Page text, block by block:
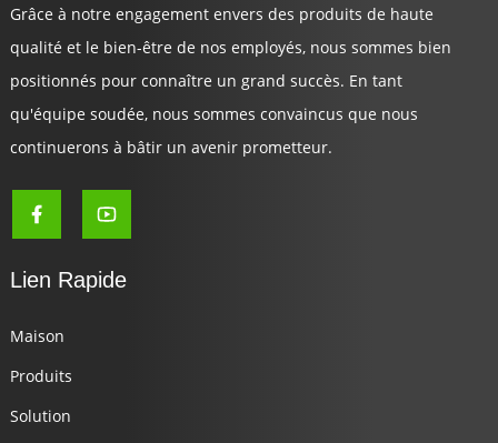
Grâce à notre engagement envers des produits de haute
qualité et le bien-être de nos employés, nous sommes bien
positionnés pour connaître un grand succès. En tant
qu'équipe soudée, nous sommes convaincus que nous
continuerons à bâtir un avenir prometteur.
Lien Rapide
Maison
Produits
Solution